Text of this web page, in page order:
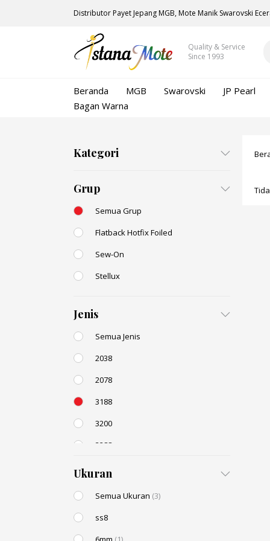
Distributor Payet Jepang MGB, Mote Manik Swarovski
Quality & Service
Since 1993
Beranda MGB Swarovski JP Pearl
Bagan Warna
Kategori
Grup
Semua Grup
Flatback Hotfix Foiled
Sew-On
Stellux
Jenis
Semua Jenis
2038
2078
3188
3200
3288
Ukuran
Semua Ukuran (3)
ss8